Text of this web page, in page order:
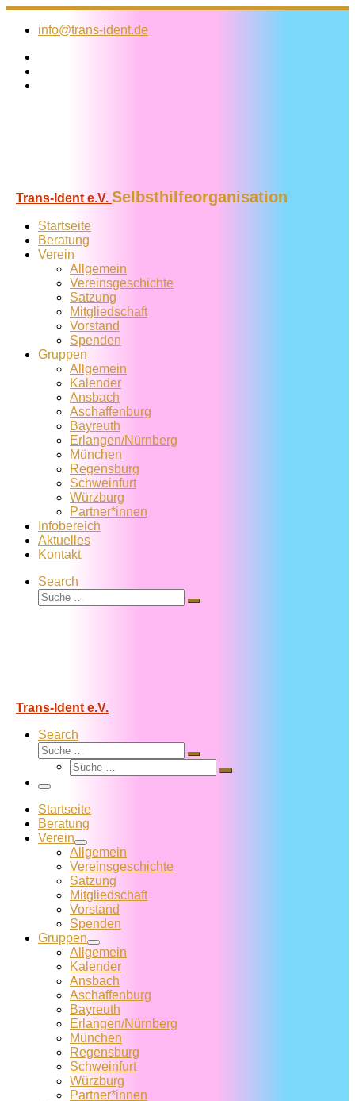
Zum
Inhalt
info@trans-ident.de
Trans-Ident e.V. Selbsthilfeorganisation
Startseite
Beratung
Verein
Allgemein
Vereins­geschichte
Satzung
Mitglied­schaft
Vorstand
Spenden
Gruppen
Allgemein
Kalender
Ansbach
Aschaffenburg
Bayreuth
Erlangen/Nürnberg
München
Regensburg
Schweinfurt
Würzburg
Partner*innen
Infobereich
Aktuelles
Kontakt
Search
Suche
Suche
Trans-Ident e.V.
Search
Suche
Suche
Suche
Suche
Menü
Startseite
Beratung
Verein
Allgemein
Vereins­geschichte
Satzung
Mitglied­schaft
Vorstand
Spenden
Gruppen
Allgemein
Kalender
Ansbach
Aschaffenburg
Bayreuth
Erlangen/Nürnberg
München
Regensburg
Schweinfurt
Würzburg
Partner*innen